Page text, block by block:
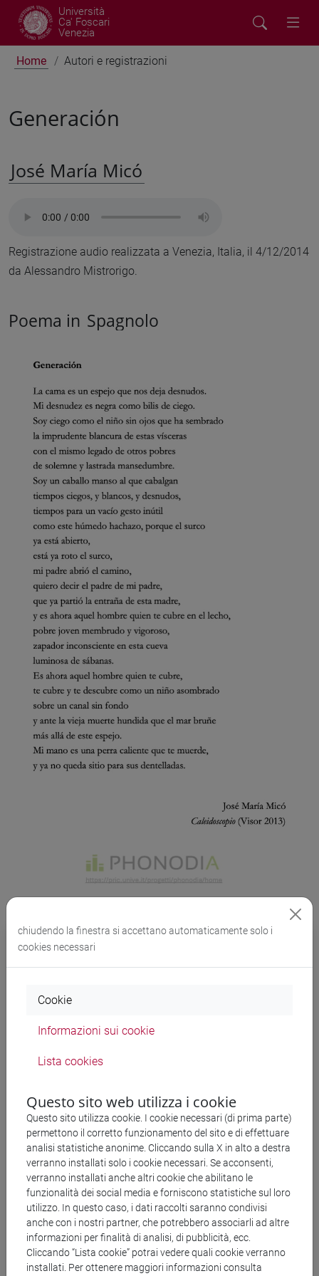
Università
Ca' Foscari
Venezia
Home Autori e registrazioni
Generación
José María Micó
Registrazione audio realizzata a Venezia, Italia, il 4/12/2014
da Alessandro Mistrorigo.
Poema in Spagnolo
Trascrizione ai sensi della normativa
sull'accessibilità web
Mi desnudez es negra como bilis de ciego.
Soy ciego como el niño sin ojos que ha sembrado
con el mismo legado de otros pobres
de solemne y lastrada mansedumbre.
Soy un caballo manso al que cabalgan
tiempos ciegos, y blancos, y desnudos,
tiempos para un vacío gesto inútil
como este húmedo hachazo, porque el surco
ya está abierto,
está ya roto el surco,
mi padre abrió el camino,
quiero decir el padre de mi padre,
chiudendo la finestra si accettano automaticamente solo i
cookies necessari
Cookie
Informazioni sui cookie
Lista cookies
Questo sito web utilizza i cookie
Questo sito utilizza cookie. I cookie necessari (di prima parte)
permettono il corretto funzionamento del sito e di effettuare
analisi statistiche anonime. Cliccando sulla X in alto a destra
verranno installati solo i cookie necessari. Se acconsenti,
verranno installati anche altri cookie che abilitano le
funzionalità dei social media e forniscono statistiche sul loro
utilizzo. In questo caso, i dati raccolti saranno condivisi
anche con i nostri partner, che potrebbero associarli ad altre
informazioni per finalità di analisi, di pubblicità, ecc.
Cliccando “Lista cookie” potrai vedere quali cookie verranno
installati. Per ottenere maggiori informazioni consulta